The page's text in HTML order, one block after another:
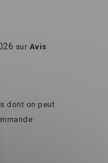
sur Avis
dont on peut